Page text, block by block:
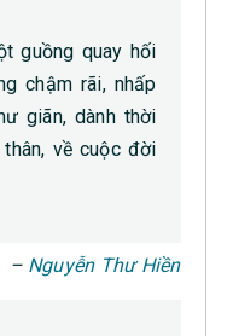
guồng quay hối
chậm rãi, nhấp
giãn, dành thời
về cuộc đời
– Nguyễn Thư Hiền